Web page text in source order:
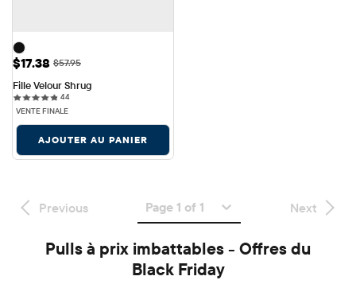
Prix ​​de vente: $17.38
$17.38 Prix ​​d'origine: $57.95
$57.95
Fille Velour Shrug
4444 reviews
VENTE FINALE
AJOUTER AU PANIER
Previous Page 1 of 1 Next
Pulls à prix imbattables - Offres du
Black Friday